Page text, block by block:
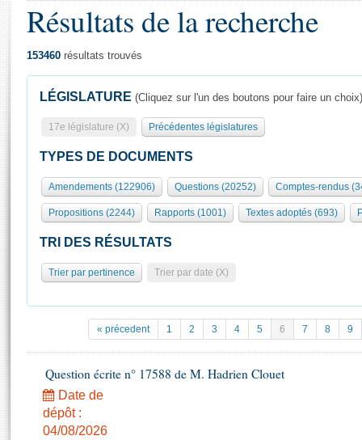
Présidence
577 députés
Groupes politiques
Séance publique
Commissions et autres organes
Europe et International
Pétitions
Projets de loi
Propositions de loi
Amendements
Textes adoptés
Général
Rôle et pouvoirs de l'Assemblée
Organisation de l'Assemblée
Présidence Conférence des Présidents Bureau Collège des
Statistiques et chiffres clés
Documents de référence
( Constitution | Règlement de l'Assemblée ... )
Histoire
Juniors
Visiter l'Assemblée
Visite virtuelle du palais Bourbon
Assister à une séance
La Bibliothèque
Contacts et plan d'accès
Photos libres de droit
Résultats de la recherche
153460 résultats trouvés
LÉGISLATURE (Cliquez sur l'un des boutons pour faire un choix)
17e législature (X) Précédentes législatures
TYPES DE DOCUMENTS
Amendements (122906) Questions (20252) Comptes-rendus
Propositions (2244) Rapports (1001) Textes adoptés (693)
TRI DES RÉSULTATS
Trier par pertinence Trier par date (X)
« précedent 1 2 3 4 5 6 7 8 9
Question écrite n° 17588 de M. Hadrien Clouet
Date de
dépôt :
04/08/2026